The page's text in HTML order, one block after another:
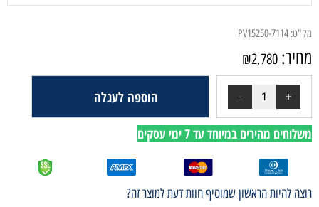
מק"ט: PV15250-7114
מחיר: ₪2,780
הוספה לעגלה
משלוחים מהירים במיוחד עד 7 ימי עסקים
רוצה להיות הראשון שמוסיף חוות דעת למוצר זה?